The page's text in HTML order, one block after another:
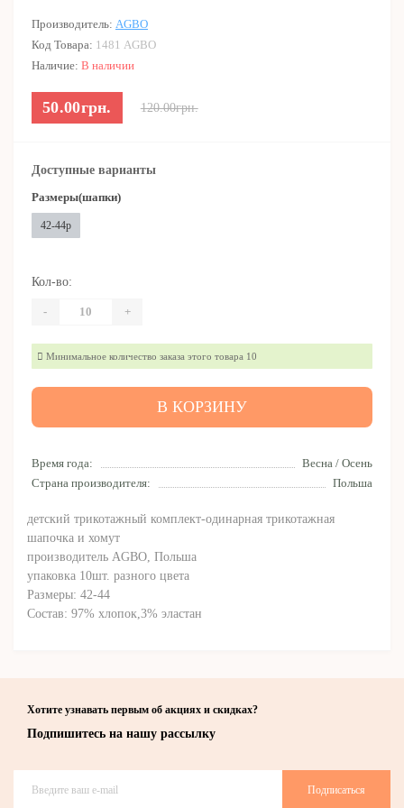
Производитель: AGBO
Код Товара: 1481 AGBO
Наличие: В наличии
50.00грн. 120.00грн.
Время года:
Весна / Осень
Страна производителя:
Польша
детский трикотажный комплект-одинарная трикотажная
шапочка и хомут
производитель AGBO, Польша
упаковка 10шт. разного цвета
Размеры: 42-44
Состав: 97% хлопок,3% эластан
Доступные варианты
Размеры(шапки)
42-44р
Кол-во:
- +
Минимальное количество заказа этого товара 10
В КОРЗИНУ
Хотите узнавать первым об акциях и скидках?
Подпишитесь на нашу рассылку
Подписаться